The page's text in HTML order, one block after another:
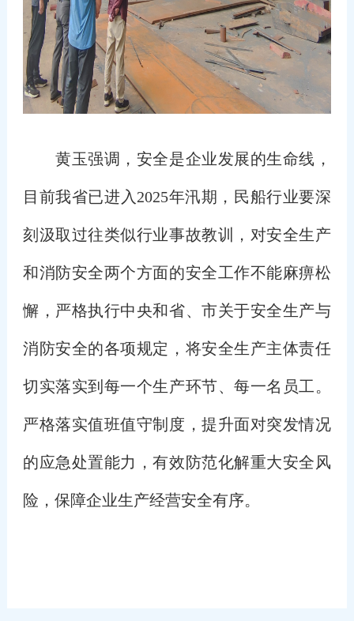
黄玉强调，安全是企业发展的生命线，
目前我省已进入2025年汛期，民船行业要深
刻汲取过往类似行业事故教训，对安全生产
和消防安全两个方面的安全工作不能麻痹松
懈，严格执行中央和省、市关于安全生产与
消防安全的各项规定，将安全生产主体责任
切实落实到每一个生产环节、每一名员工。
严格落实值班值守制度，提升面对突发情况
的应急处置能力，有效防范化解重大安全风
险，保障企业生产经营安全有序。